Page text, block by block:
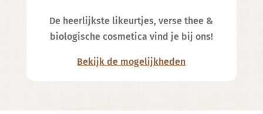
De heerlijkste likeurtjes, verse thee &
biologische cosmetica vind je bij ons!
Bekijk de mogelijkheden